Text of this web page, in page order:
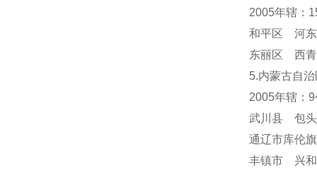
2005年辖：
和平区 河
东丽区 西
5.内蒙古自治
2005年辖：
武川县 包
通辽市库
丰镇市 兴